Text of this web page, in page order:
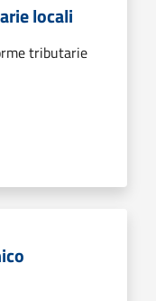
locali
tributarie